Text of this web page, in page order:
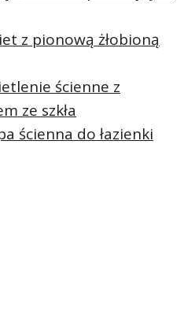
z pionową żłobioną
ścienne z
ze szkła
ścienna do łazienki